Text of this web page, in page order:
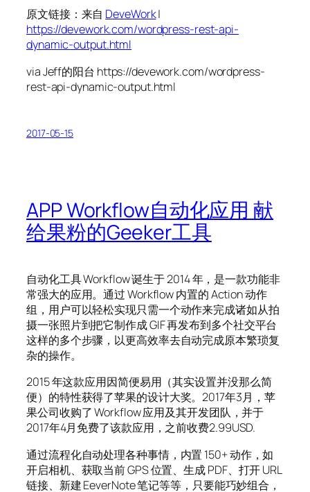
原文链接：来自 DeveWork|
https://devework.com/wordpress-rest-api-
dynamic-output.html
via Jeff的阳台 https://devework.com/wordpress-
rest-api-dynamic-output.html
2017-05-15
APP Workflow自动化应用 献
给果粉的Geeker工具
自动化工具 Workflow 诞生于 2014 年，是一款功能非
常强大的应用。通过 Workflow 内置的 Action 动作
组，用户可以轻松实现只需一个动作来完成诸如从拍
摄一张照片到把它制作成 GIF 再发布到多个社交平台
这样的多个步骤，以更高效率去自动完成原本繁琐复
杂的操作。
2015 年这款应用因简便易用（其实设置并没那么简
便）的特性获得了苹果的设计大奖。2017年3月，苹
果公司收购了 Workflow 应用及其开发团队，并于
2017年4月免费了该款应用，之前收费2.99USD.
通过流程化自动处理各种事情，内置 150+ 动作，如
开启相机、获取当前 GPS 位置、生成 PDF、打开 URL
链接、新建 EeverNote 笔记等等，只要能巧妙组合，